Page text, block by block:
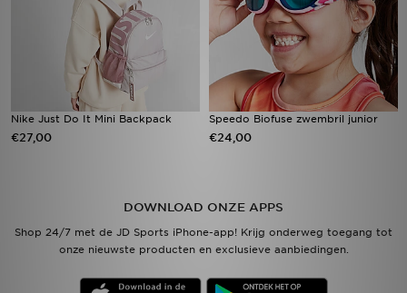
Nike Just Do It Mini Backpack
€27,00
Speedo Biofuse zwembril junior
€24,00
DOWNLOAD ONZE APPS
Shop 24/7 met de JD Sports iPhone-app! Krijg onderweg toegang tot
onze nieuwste producten en exclusieve aanbiedingen.